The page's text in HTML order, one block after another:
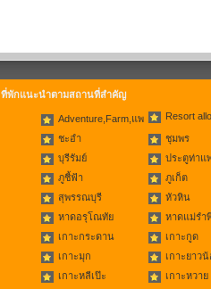
ที่พักแนะนำตามสถานที่สำคัญ
Adventure,Farm,แพ Resort
ชะอำ
ชุมพร
บุรีรัมย์
ประตูท่าแ
ภูชี้ฟ้า
ภูเก็ต
สุพรรณบุรี
หัวหิน
หาดอรุโณทัย
หาดแม่รำ
เกาะกระดาน
เกาะกูด
เกาะมุก
เกาะยาว
เกาะหลีเป๊ะ
เกาะหวาย